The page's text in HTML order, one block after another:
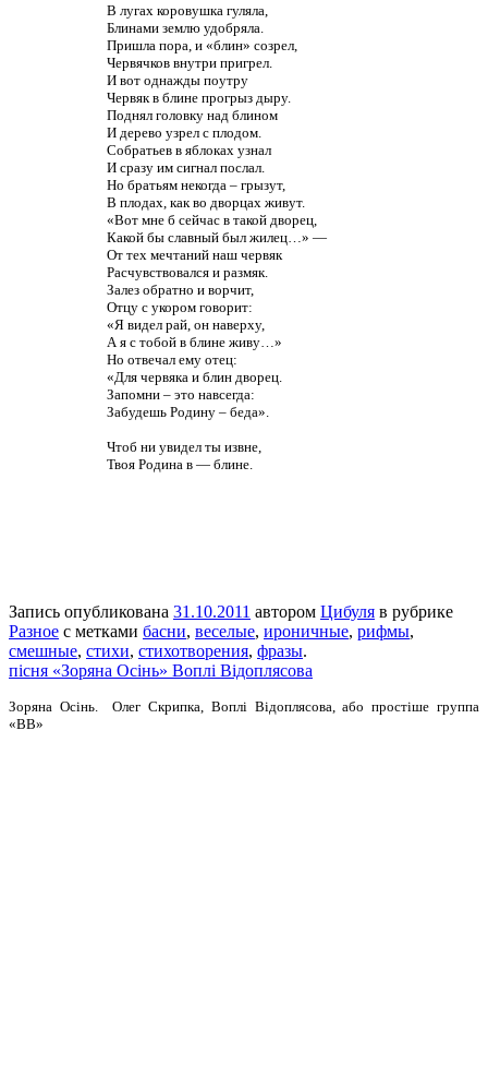
В лугах коровушка гуляла,
Блинами землю удобряла.
Пришла пора, и «блин» созрел,
Червячков внутри пригрел.
И вот однажды поутру
Червяк в блине прогрыз дыру.
Поднял головку над блином
И дерево узрел с плодом.
Собратьев в яблоках узнал
И сразу им сигнал послал.
Но братьям некогда – грызут,
В плодах, как во дворцах живут.
«Вот мне б сейчас в такой дворец,
Какой бы славный был жилец…» —
От тех мечтаний наш червяк
Расчувствовался и размяк.
Залез обратно и ворчит,
Отцу с укором говорит:
«Я видел рай, он наверху,
А я с тобой в блине живу…»
Но отвечал ему отец:
«Для червяка и блин дворец.
Запомни – это навсегда:
Забудешь Родину – беда».
Чтоб ни увидел ты извне,
Твоя Родина в — блине.
Запись опубликована 31.10.2011 автором Цибуля в рубрике
Разное с метками басни, веселые, ироничные, рифмы,
смешные, стихи, стихотворения, фразы.
пісня «Зоряна Осінь» Воплі Відоплясова
Зоряна Осінь. Олег Скрипка, Воплі Відоплясова, або простіше группа
«ВВ»